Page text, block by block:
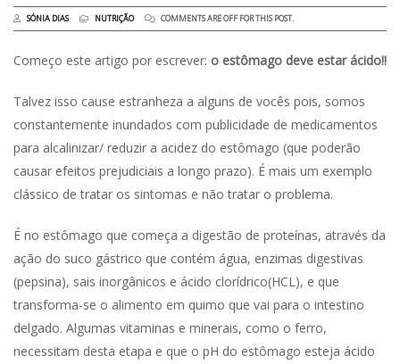
SÓNIA DIAS NUTRIÇÃO COMMENTS ARE OFF FOR THIS POST.
Começo este artigo por escrever: o estômago deve estar ácido!!
Talvez isso cause estranheza a alguns de vocês pois, somos
constantemente inundados com publicidade de medicamentos
para alcalinizar/ reduzir a acidez do estômago (que poderão
causar efeitos prejudiciais a longo prazo). É mais um exemplo
clássico de tratar os sintomas e não tratar o problema.
É no estômago que começa a digestão de proteínas, através da
ação do suco gástrico que contém água, enzimas digestivas
(pepsina), sais inorgânicos e ácido clorídrico(HCL), e que
transforma-se o alimento em quimo que vai para o intestino
delgado. Algumas vitaminas e minerais, como o ferro,
necessitam desta etapa e que o pH do estômago esteja ácido